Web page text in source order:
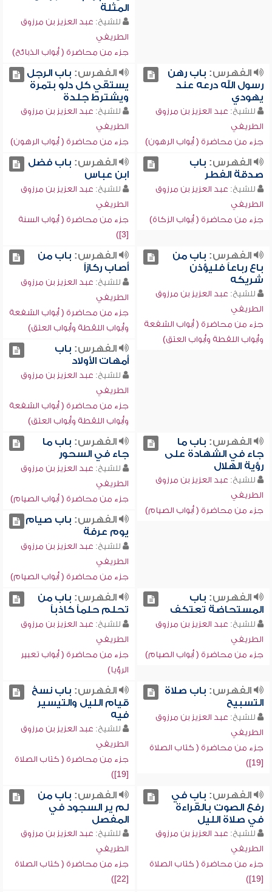
المثلة
للشيخ: عبد العزيز بن مرزوق
الطريفي
جزء من محاضرة ( أبواب الذبائح)
الفهرس: باب رهن
رسول الله درعه عند
يهودي
للشيخ: عبد العزيز بن مرزوق
الطريفي
جزء من محاضرة ( أبواب الرهون)
الفهرس: باب الرجل
يستقي كل دلو بتمرة
ويشترط جلدة
للشيخ: عبد العزيز بن مرزوق
الطريفي
جزء من محاضرة ( أبواب الرهون)
الفهرس: باب
صدقة الفطر
للشيخ: عبد العزيز بن مرزوق
الطريفي
جزء من محاضرة ( أبواب الزكاة)
الفهرس: باب فضل
ابن عباس
للشيخ: عبد العزيز بن مرزوق
الطريفي
جزء من محاضرة ( أبواب السنة
[3])
الفهرس: باب من
باع رباعاً فليؤذن
شريكه
للشيخ: عبد العزيز بن مرزوق
الطريفي
جزء من محاضرة ( أبواب الشفعة
وأبواب اللقطة وأبواب العتق)
الفهرس: باب من
أصاب ركازاً
للشيخ: عبد العزيز بن مرزوق
الطريفي
جزء من محاضرة ( أبواب الشفعة
وأبواب اللقطة وأبواب العتق)
الفهرس: باب
أمهات الأولاد
للشيخ: عبد العزيز بن مرزوق
الطريفي
جزء من محاضرة ( أبواب الشفعة
وأبواب اللقطة وأبواب العتق)
الفهرس: باب ما
جاء في الشهادة على
رؤية الهلال
للشيخ: عبد العزيز بن مرزوق
الطريفي
جزء من محاضرة ( أبواب الصيام)
الفهرس: باب ما
جاء في السحور
للشيخ: عبد العزيز بن مرزوق
الطريفي
جزء من محاضرة ( أبواب الصيام)
الفهرس: باب صيام
يوم عرفة
للشيخ: عبد العزيز بن مرزوق
الطريفي
جزء من محاضرة ( أبواب الصيام)
الفهرس: باب
المستحاضة تعتكف
للشيخ: عبد العزيز بن مرزوق
الطريفي
جزء من محاضرة ( أبواب الصيام)
الفهرس: باب من
تحلم حلماً كاذباً
للشيخ: عبد العزيز بن مرزوق
الطريفي
جزء من محاضرة ( أبواب تعبير
الرؤيا)
الفهرس: باب صلاة
التسبيح
للشيخ: عبد العزيز بن مرزوق
الطريفي
جزء من محاضرة ( كتاب الصلاة
[19])
الفهرس: باب نسخ
قيام الليل والتيسير
فيه
للشيخ: عبد العزيز بن مرزوق
الطريفي
جزء من محاضرة ( كتاب الصلاة
[19])
الفهرس: باب في
رفع الصوت بالقراءة
في صلاة الليل
للشيخ: عبد العزيز بن مرزوق
الطريفي
جزء من محاضرة ( كتاب الصلاة
[19])
الفهرس: باب من
لم ير السجود في
المفصل
للشيخ: عبد العزيز بن مرزوق
الطريفي
جزء من محاضرة ( كتاب الصلاة
[22])